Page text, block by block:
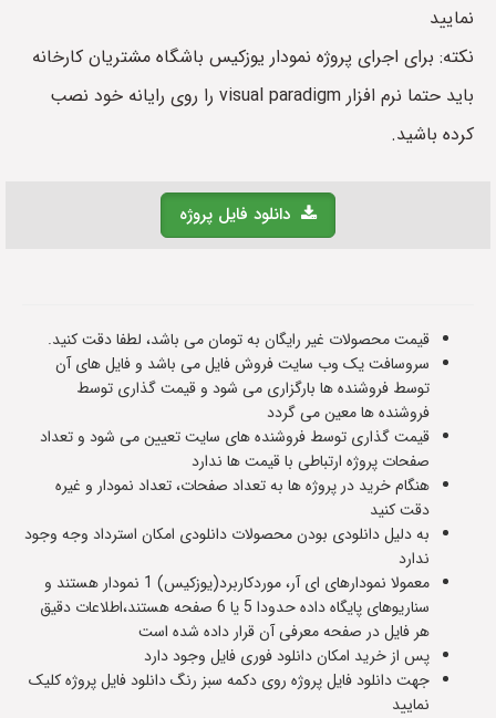
نمایید
نکته: برای اجرای پروژه نمودار یوزکیس باشگاه مشتریان کارخانه
باید حتما نرم افزار visual paradigm را روی رایانه خود نصب
کرده باشید.
دانلود فایل پروژه
قیمت محصولات غیر رایگان به تومان می باشد، لطفا دقت کنید.
سروسافت یک وب سایت فروش فایل می باشد و فایل های آن
توسط فروشنده ها بارگزاری می شود و قیمت گذاری توسط
فروشنده ها معین می گردد
قیمت گذاری توسط فروشنده های سایت تعیین می شود و تعداد
صفحات پروژه ارتباطی با قیمت ها ندارد
هنگام خرید در پروژه ها به تعداد صفحات، تعداد نمودار و غیره
دقت کنید
به دلیل دانلودی بودن محصولات دانلودی امکان استرداد وجه وجود
ندارد
معمولا نمودارهای ای آر، موردکاربرد(یوزکیس) 1 نمودار هستند و
سناریوهای پایگاه داده حدودا 5 یا 6 صفحه هستند،اطلاعات دقیق
هر فایل در صفحه معرفی آن قرار داده شده است
پس از خرید امکان دانلود فوری فایل وجود دارد
جهت دانلود فایل پروژه روی دکمه سبز رنگ دانلود فایل پروژه کلیک
نمایید